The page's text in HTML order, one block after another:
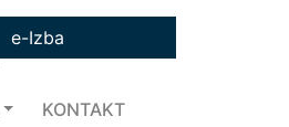
e-Izba
KONTAKT